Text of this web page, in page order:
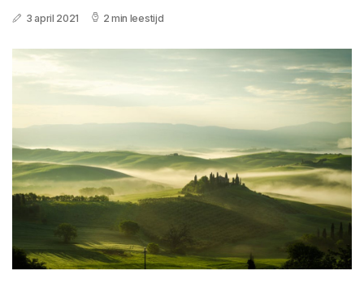
3 april 2021 2 min leestijd